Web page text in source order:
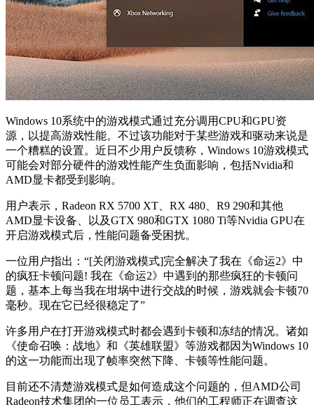
Windows 10系统中的游戏模式通过充分调用CPU和GPU资
源，以提高游戏性能。不过该功能对于某些游戏和驱动来说是
一个糟糕的设置。近日不少用户反馈称，Windows 10游戏模式
可能会对部分硬件的游戏性能产生负面影响，包括Nvidia和
AMD显卡都受到影响。
用户表示，Radeon RX 5700 XT、RX 480、R9 290和其他
AMD显卡设备、以及GTX 980和GTX 1080 Ti等Nvidia GPU在
开启游戏模式后，性能问题备受困扰。
一位用户指出：“[关闭游戏模式]完全解决了我在《命运2》中
的疯狂卡顿问题! 我在《命运2》中遇到的那些疯狂的卡顿问
题，基本上每当我在坩埚中进行交战的时候，游戏就会卡顿70
毫秒。现在它已经很稳定了”
许多用户在打开游戏模式时都会遇到卡顿和冻结的情况。诸如
《使命召唤：战地》和《英雄联盟》等游戏都因为Windows 10
的这一功能而出现了帧率突然下降、卡顿等性能问题。
目前还不清楚游戏模式是如何造成这个问题的，但AMD公司
Radeon技术集团的一位员工表示，他们的工程师正在调查这